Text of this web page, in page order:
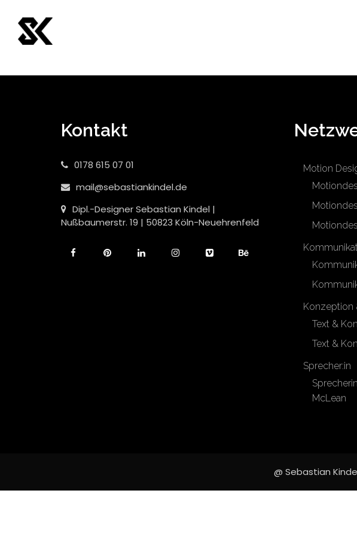
Kontakt
0178 615 07 01
mail@sebastiankindel.de
Dipl.-Designer Sebastian Kindel |
Nußbaumerstr. 19 | 50823 Köln-Neuehrenfeld
Motion
Konzeption
Text &
Text &
Sprecher:in
McLean
@ Sebastian